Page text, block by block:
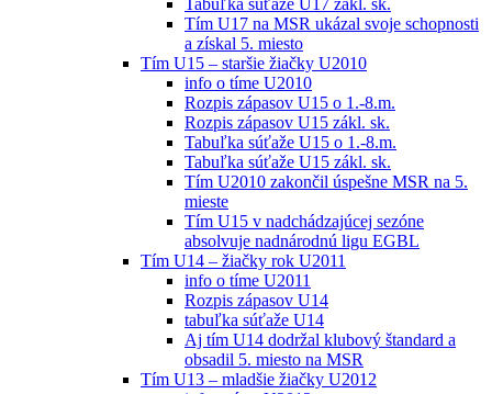
Tím U17 na MSR ukázal svoje schopnosti
a získal 5. miesto
Tím U15 – staršie žiačky U2010
info o tíme U2010
Rozpis zápasov U15 o 1.-8.m.
Rozpis zápasov U15 zákl. sk.
Tabuľka súťaže U15 o 1.-8.m.
Tabuľka súťaže U15 zákl. sk.
Tím U2010 zakončil úspešne MSR na 5.
mieste
Tím U15 v nadchádzajúcej sezóne
absolvuje nadnárodnú ligu EGBL
Tím U14 – žiačky rok U2011
info o tíme U2011
Rozpis zápasov U14
tabuľka súťaže U14
Aj tím U14 dodržal klubový štandard a
obsadil 5. miesto na MSR
Tím U13 – mladšie žiačky U2012